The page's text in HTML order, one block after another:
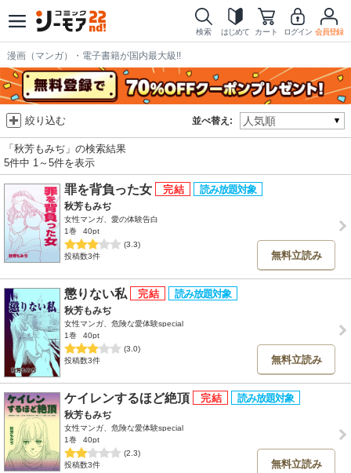
検索 はじめて カート ログイン 会員登録
漫画（マンガ）・電子書籍が国内最大級!!
並べ替え:
絞り込む
「秋芳もみぢ」の検索結果
5件中 1～5件を表示
罪を背負った女
秋芳もみぢ
女性マンガ、愛の体験告白
1巻
40pt
(3.3)
投稿数3件
無料立読み
懲りない私
秋芳もみぢ
女性マンガ、危険な愛体験special
1巻
40pt
(3.0)
投稿数3件
無料立読み
ケイレンするほど絶頂
秋芳もみぢ
女性マンガ、危険な愛体験special
1巻
40pt
(2.3)
投稿数3件
無料立読み